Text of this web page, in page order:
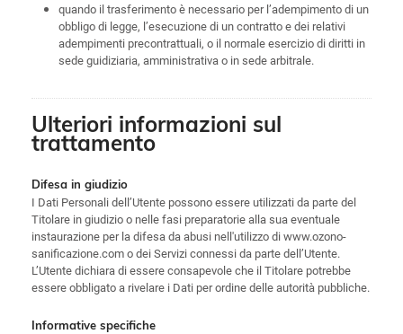
quando il trasferimento è necessario per l’adempimento di un
obbligo di legge, l’esecuzione di un contratto e dei relativi
adempimenti precontrattuali, o il normale esercizio di diritti in
sede guidiziaria, amministrativa o in sede arbitrale.
Ulteriori informazioni sul
trattamento
Difesa in giudizio
I Dati Personali dell’Utente possono essere utilizzati da parte del
Titolare in giudizio o nelle fasi preparatorie alla sua eventuale
instaurazione per la difesa da abusi nell'utilizzo di www.ozono-
sanificazione.com o dei Servizi connessi da parte dell’Utente.
L’Utente dichiara di essere consapevole che il Titolare potrebbe
essere obbligato a rivelare i Dati per ordine delle autorità pubbliche.
Informative specifiche